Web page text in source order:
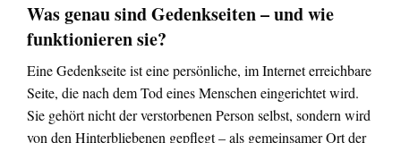
Was genau sind Gedenkseiten – und wie
funktionieren sie?
Eine Gedenkseite ist eine persönliche, im Internet erreichbare
Seite, die nach dem Tod eines Menschen eingerichtet wird.
Sie gehört nicht der verstorbenen Person selbst, sondern wird
von den Hinterbliebenen gepflegt – als gemeinsamer Ort der